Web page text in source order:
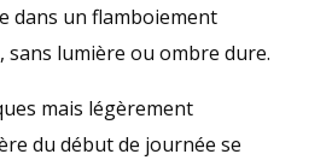
dans un flamboiement
sans lumière ou ombre dure.
mais légèrement
du début de journée se